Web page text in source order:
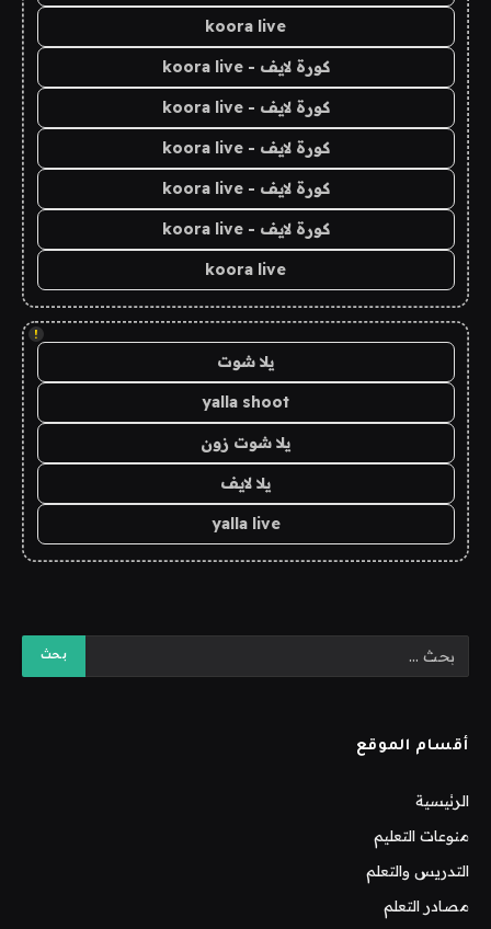
koora live
كورة لايف - koora live
كورة لايف - koora live
كورة لايف - koora live
كورة لايف - koora live
كورة لايف - koora live
koora live
!
يلا شوت
yalla shoot
يلا شوت زون
يلا لايف
yalla live
أقسام الموقع
الرئيسية
منوعات التعليم
التدريس والتعلم
مصادر التعلم